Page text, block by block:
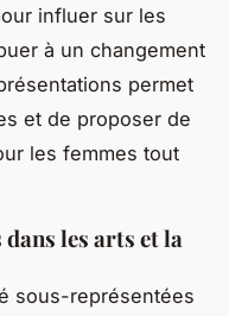
influer sur les
à un changement
permet
et de proposer de
les femmes tout
les arts et la
sous-représentées